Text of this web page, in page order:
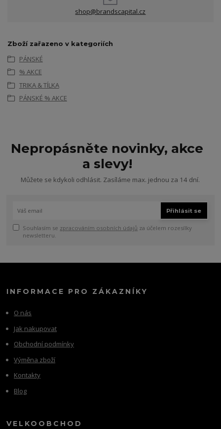
shop@brandscapital.cz
Zboží zařazeno v kategoriích
PÁNSKÉ
% AKCE
TRIKA & TÍLKA
PÁNSKÉ % AKCE
Nepropásněte novinky, akce
a slevy!
Můžete se kdykoli odhlásit. Zasíláme max. jednou za 14 dní.
Přihlásit se
Souhlasím se zpracováním osobních údajů za účelem rozesílky
newsletteru.
INFORMACE PRO ZÁKAZNÍKY
O nás
Jak nakupovat
Obchodní podmínky
Výměna zboží
Kontakty
Blog
VELKOOBCHOD